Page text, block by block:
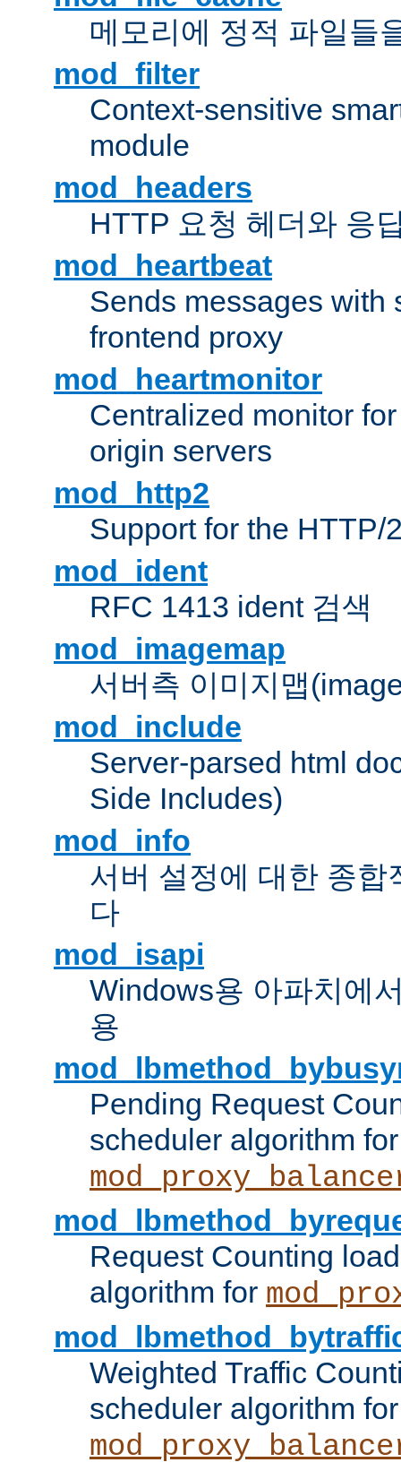
메모리에 정적 파일들
mod_filter
Context-sensitive
module
mod_headers
HTTP 요청 헤더와 응
mod_heartbeat
Sends messages with
frontend proxy
mod_heartmonitor
Centralized monitor
origin servers
mod_http2
Support for the HTTP/
mod_ident
RFC 1413 ident 검색
mod_imagemap
서버측 이미지맵
mod_include
Server-parsed html
Side Includes)
mod_info
서버 설정에 대한 종합
다
mod_isapi
Windows용 아파치에
용
Pending Request
scheduler algorithm for
Request Counting
algorithm for
Weighted Traffic
scheduler algorithm for